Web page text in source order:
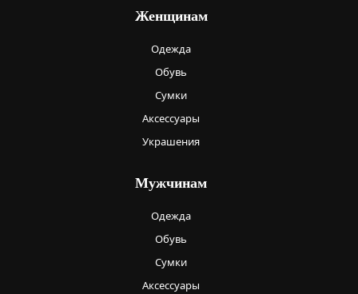
Женщинам
Одежда
Обувь
Сумки
Аксессуары
Украшения
Мужчинам
Одежда
Обувь
Сумки
Аксессуары